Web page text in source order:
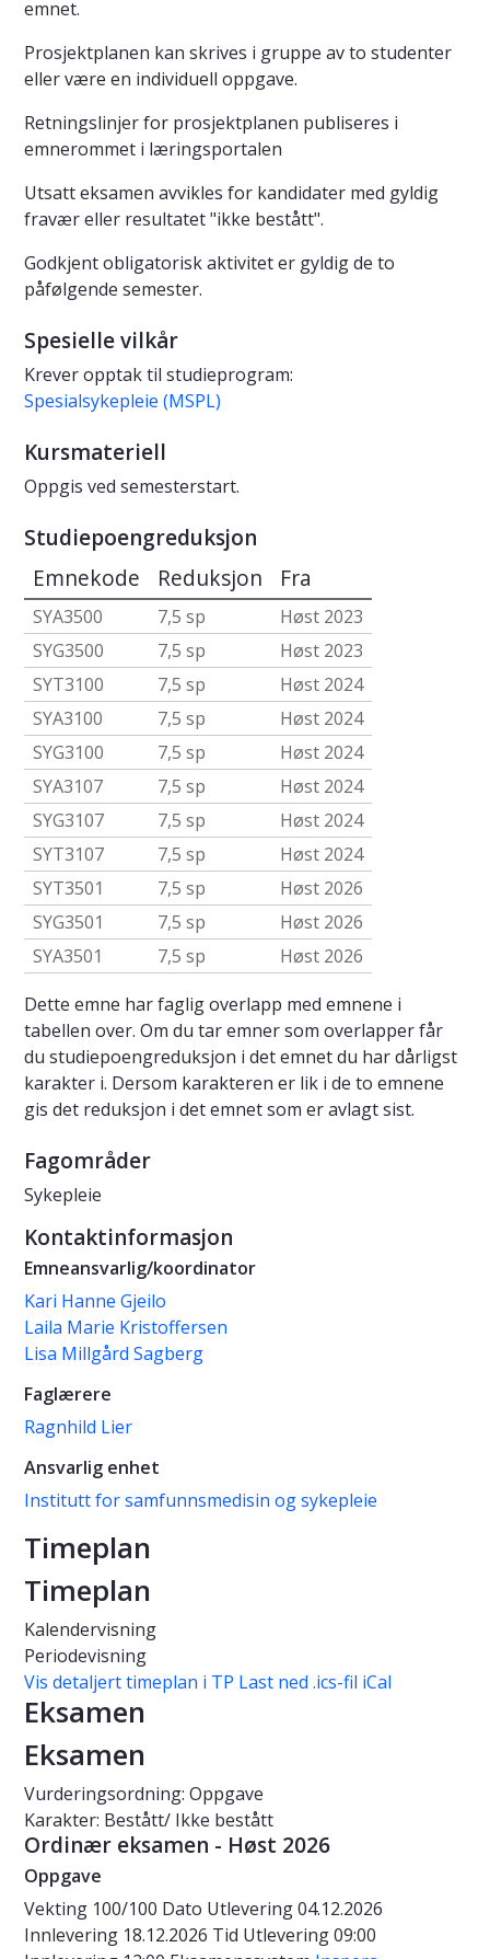
emnet.
Prosjektplanen kan skrives i gruppe av to studenter
eller være en individuell oppgave.
Retningslinjer for prosjektplanen publiseres i
emnerommet i læringsportalen
Utsatt eksamen avvikles for kandidater med gyldig
fravær eller resultatet "ikke bestått".
Godkjent obligatorisk aktivitet er gyldig de to
påfølgende semester.
Spesielle vilkår
Krever opptak til studieprogram:
Spesialsykepleie (MSPL)
Kursmateriell
Oppgis ved semesterstart.
Studiepoengreduksjon
Emnekode Reduksjon Fra
SYA3500 7,5 sp
Høst 2023
SYG3500
7,5 sp
Høst 2023
SYT3100
7,5 sp
Høst 2024
SYA3100
7,5 sp
Høst 2024
SYG3100
7,5 sp
Høst 2024
SYA3107
7,5 sp
Høst 2024
SYG3107
7,5 sp
Høst 2024
SYT3107
7,5 sp
Høst 2024
SYT3501
7,5 sp
Høst 2026
SYG3501
7,5 sp
Høst 2026
SYA3501
7,5 sp
Høst 2026
Dette emne har faglig overlapp med emnene i
tabellen over. Om du tar emner som overlapper får
du studiepoengreduksjon i det emnet du har dårligst
karakter i. Dersom karakteren er lik i de to emnene
gis det reduksjon i det emnet som er avlagt sist.
Fagområder
Sykepleie
Kontaktinformasjon
Emneansvarlig/koordinator
Kari Hanne Gjeilo
Laila Marie Kristoffersen
Lisa Millgård Sagberg
Faglærere
Ragnhild Lier
Ansvarlig enhet
Institutt for samfunnsmedisin og sykepleie
Timeplan
Timeplan
Kalendervisning
Periodevisning
Vis detaljert timeplan i TP Last ned .ics-fil iCal
Eksamen
Eksamen
Vurderingsordning: Oppgave
Karakter: Bestått/ Ikke bestått
Ordinær eksamen - Høst 2026
Oppgave
Vekting 100/100 Dato Utlevering 04.12.2026
Innlevering 18.12.2026 Tid Utlevering 09:00